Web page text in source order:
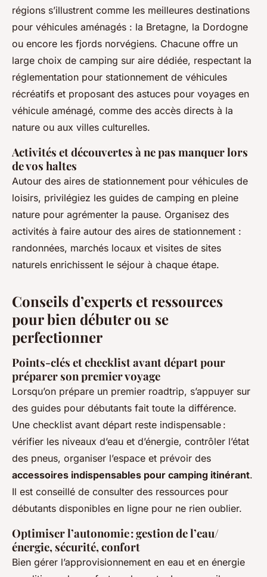
régions s’illustrent comme les meilleures destinations
pour véhicules aménagés : la Bretagne, la Dordogne
ou encore les fjords norvégiens. Chacune offre un
large choix de camping sur aire dédiée, respectant la
réglementation pour stationnement de véhicules
récréatifs et proposant des astuces pour voyages en
véhicule aménagé, comme des accès directs à la
nature ou aux villes culturelles.
Activités et découvertes à ne pas manquer lors
de vos haltes
Autour des aires de stationnement pour véhicules de
loisirs, privilégiez les guides de camping en pleine
nature pour agrémenter la pause. Organisez des
activités à faire autour des aires de stationnement :
randonnées, marchés locaux et visites de sites
naturels enrichissent le séjour à chaque étape.
Conseils d’experts et ressources
pour bien débuter ou se
perfectionner
Points-clés etchecklist avant départpour
préparer son premier voyage
Lorsqu’on prépare un premier roadtrip, s’appuyer sur
des guides pour débutants fait toute la différence.
Une checklist avant départ reste indispensable :
vérifier les niveaux d’eau et d’énergie, contrôler l’état
des pneus, organiser l’espace et prévoir des
accessoires indispensables pour camping itinérant.
Il est conseillé de consulter des ressources pour
débutants disponibles en ligne pour ne rien oublier.
Optimiser l’autonomie : gestion de l’eau/
énergie, sécurité, confort
Bien gérer l’approvisionnement en eau et en énergie